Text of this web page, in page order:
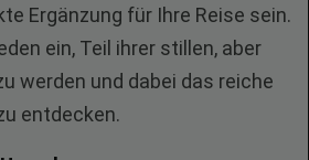
Ergänzung für Ihre Reise sein.
ein, Teil ihrer stillen, aber
werden und dabei das reiche
entdecken.